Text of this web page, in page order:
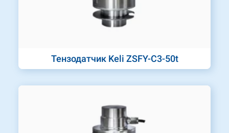
Тензодатчик Keli ZSFY-C3-50t